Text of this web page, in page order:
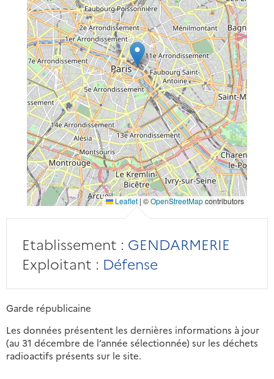
Leaflet | ©OpenStreetMapcontributors
Etablissement : GENDARMERIE
Exploitant : Défense
Garde républicaine
Les données présentent les dernières informations à jour
(au 31 décembre de l’année sélectionnée) sur les déchets
radioactifs présents sur le site.